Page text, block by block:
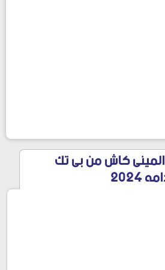
كاش من بى تك